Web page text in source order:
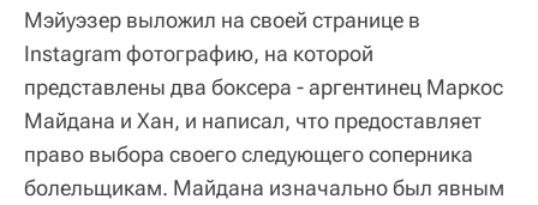
Мэйуэзер выложил на своей странице в
Instagram фотографию, на которой
представлены два боксера - аргентинец Маркос
Майдана и Хан, и написал, что предоставляет
право выбора своего следующего соперника
болельщикам. Майдана изначально был явным